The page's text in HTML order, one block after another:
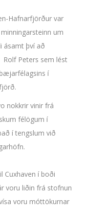
Hafnarfjörður var
um
ásamt því að
Peters sem lést
í
nokkrir vinir frá
félögum í
í tengslum við
Cuxhaven í boði
voru liðin frá stofnun
voru móttökurnar